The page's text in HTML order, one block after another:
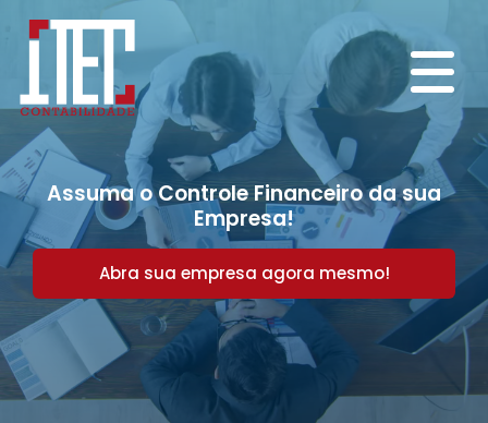
Assuma o Controle Financeiro da sua
Empresa!
Abra sua empresa agora mesmo!